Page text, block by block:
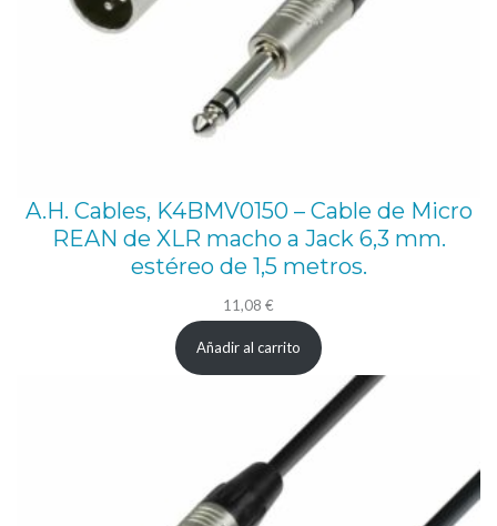
A.H. Cables, K4BMV0150 – Cable de Micro
REAN de XLR macho a Jack 6,3 mm.
estéreo de 1,5 metros.
11,08 €
Añadir al carrito